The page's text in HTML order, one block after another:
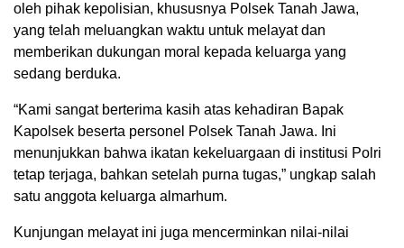
oleh pihak kepolisian, khususnya Polsek Tanah Jawa,
yang telah meluangkan waktu untuk melayat dan
memberikan dukungan moral kepada keluarga yang
sedang berduka.
“Kami sangat berterima kasih atas kehadiran Bapak
Kapolsek beserta personel Polsek Tanah Jawa. Ini
menunjukkan bahwa ikatan kekeluargaan di institusi Polri
tetap terjaga, bahkan setelah purna tugas,” ungkap salah
satu anggota keluarga almarhum.
Kunjungan melayat ini juga mencerminkan nilai-nilai